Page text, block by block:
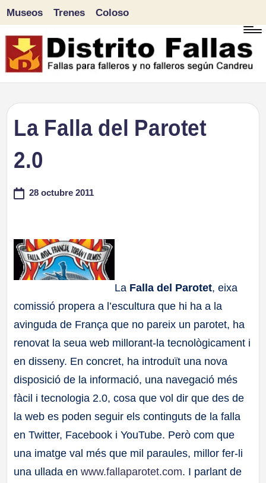
Saltar
al
Museos Trenes Coloso
La Falla del Parotet
2.0
28 octubre 2011
La Falla del Parotet, eixa
comissió propera a l’escultura que hi ha a la
avinguda de França que no pareix un parotet, ha
renovat la seua web millorant-la tecnològicament i
en disseny. En concret, ha introduït una nova
disposició de la informació, una navegació més
fàcil i tecnologia 2.0, cosa que vol dir que des de
la web es poden seguir els continguts de la falla
en Twitter, Facebook i YouTube. Però com que
una imatge val més que mil paraules, millor fer-li
una ullada enwww.fallaparotet.com. I parlant de